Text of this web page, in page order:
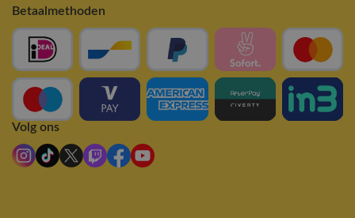
Betaalmethoden
Volg ons